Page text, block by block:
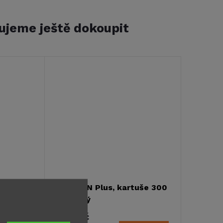
ještě dokoupit
Sikasil-N Plus, kartuše 300
ml, šedý
339 Kč